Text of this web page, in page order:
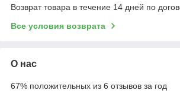
Возврат товара в течение 14 дней по
Все условия возврата
О нас
67% положительных из 6 отзывов за год